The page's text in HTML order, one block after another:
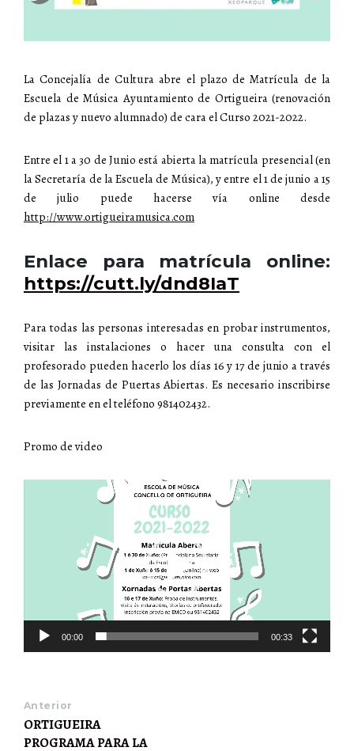
La Concejalía de Cultura abre el plazo de Matrícula de la
Escuela de Música Ayuntamiento de Ortigueira (renovación
de plazas y nuevo alumnado) de cara el Curso 2021-2022.
Entre el 1 a 30 de Junio está abierta la matrícula presencial (en
la Secretaría de la Escuela de Música), y entre el 1 de junio a 15
de julio puede hacerse vía online desde
http://www.ortigueiramusica.com
Enlace para matrícula online:
https://cutt.ly/dnd8IaT
Para todas las personas interesadas en probar instrumentos,
visitar las instalaciones o hacer una consulta con el
profesorado pueden hacerlo los días 16 y 17 de junio a través
de las Jornadas de Puertas Abiertas. Es necesario inscribirse
previamente en el teléfono 981402432.
Promo de video
Reproductor
00:00 00:33
Anterior
ORTIGUEIRA
PROGRAMA PARA LA